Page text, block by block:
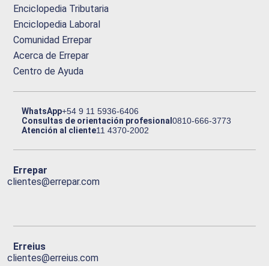
Enciclopedia Tributaria
Enciclopedia Laboral
Comunidad Errepar
Acerca de Errepar
Centro de Ayuda
WhatsApp+54 9 11 5936-6406
Consultas de orientación profesional0810-666-3773
Atención al cliente11 4370-2002
Errepar
clientes@errepar.com
Erreius
clientes@erreius.com